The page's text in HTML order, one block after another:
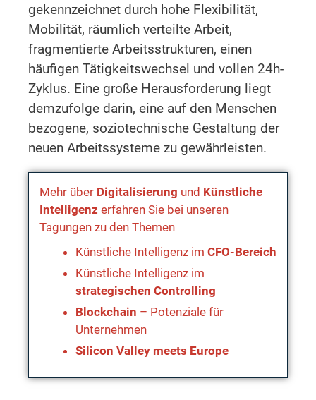
gekennzeichnet durch hohe Flexibilität,
Mobilität, räumlich verteilte Arbeit,
fragmentierte Arbeitsstrukturen, einen
häufigen Tätigkeitswechsel und vollen 24h-
Zyklus. Eine große Herausforderung liegt
demzufolge darin, eine auf den Menschen
bezogene, soziotechnische Gestaltung der
neuen Arbeitssysteme zu gewährleisten.
Mehr über Digitalisierung und Künstliche
Intelligenz erfahren Sie bei unseren
Tagungen zu den Themen
Künstliche Intelligenz im CFO-Bereich
Künstliche Intelligenz im
strategischen Controlling
Blockchain – Potenziale für
Unternehmen
Silicon Valley meets Europe